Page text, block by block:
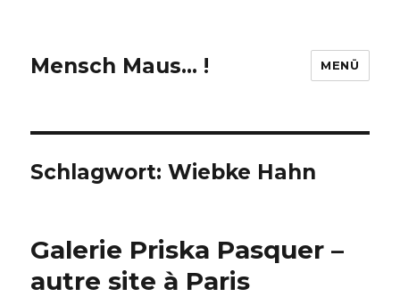
Mensch Maus… ! MENÜ
Schlagwort:Wiebke Hahn
Galerie Priska Pasquer –
autre site à Paris